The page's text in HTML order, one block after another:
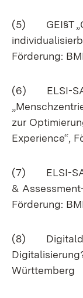
(5) GEI§T
Förderung:
(6) ELSI-
zur
Experience“,
(7) ELSI-
&
Förderung:
(8)
Württemberg